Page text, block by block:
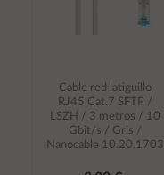
Cable red latiguillo
RJ45 Cat.7 SFTP /
LSZH / 3 metros / 10
Gbit/s / Gris /
Nanocable 10.20.1703